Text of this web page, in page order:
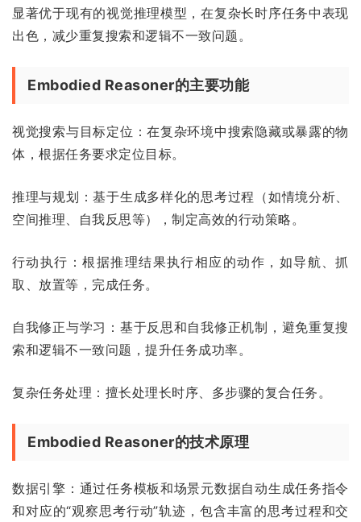
显著优于现有的视觉推理模型，在复杂长时序任务中表现
出色，减少重复搜索和逻辑不一致问题。
Embodied Reasoner的主要功能
视觉搜索与目标定位：在复杂环境中搜索隐藏或暴露的物
体，根据任务要求定位目标。
推理与规划：基于生成多样化的思考过程（如情境分析、
空间推理、自我反思等），制定高效的行动策略。
行动执行：根据推理结果执行相应的动作，如导航、抓
取、放置等，完成任务。
自我修正与学习：基于反思和自我修正机制，避免重复搜
索和逻辑不一致问题，提升任务成功率。
复杂任务处理：擅长处理长时序、多步骤的复合任务。
Embodied Reasoner的技术原理
数据引擎：通过任务模板和场景元数据自动生成任务指令
和对应的“观察思考行动”轨迹，包含丰富的思考过程和交